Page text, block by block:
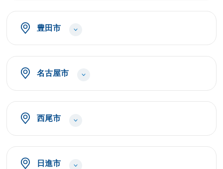
豊田市
名古屋市
西尾市
日進市